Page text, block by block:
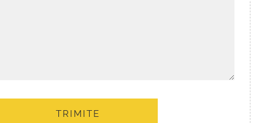
TRIMITE